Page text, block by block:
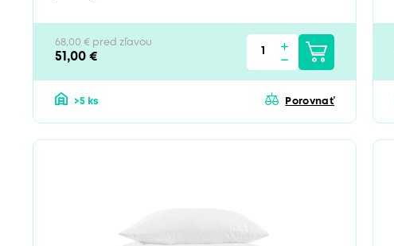
68,00 € pred zľavou
51,00 €
>5 ks Porovnať